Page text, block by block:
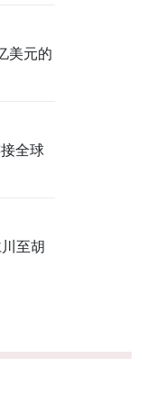
美元的
全球
至胡